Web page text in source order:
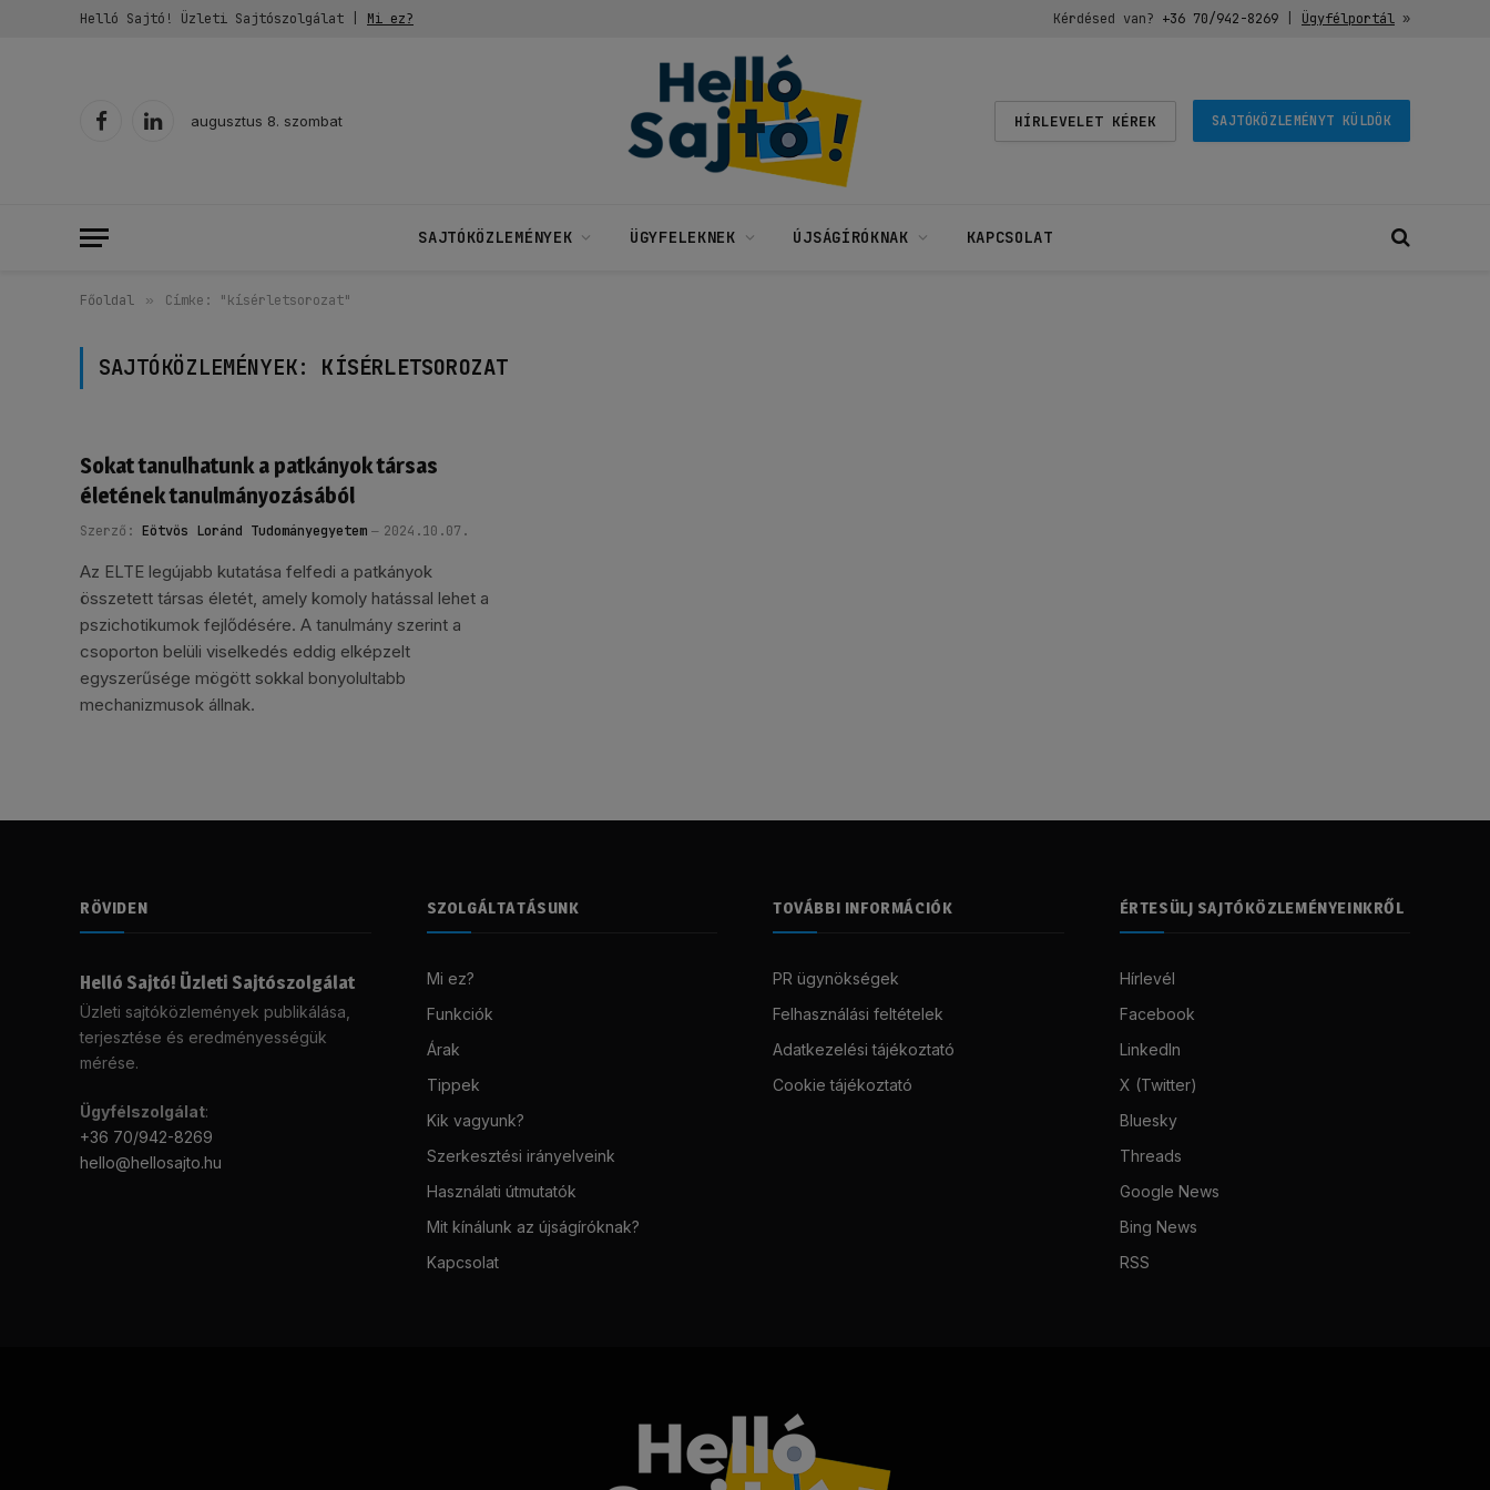
Helló Sajtó! Üzleti Sajtószolgálat | Mi ez? Kérdésed van? +36 70/942-8269| Ügyfélportál»
FacebookLinkedIn
augusztus 8. szombat HÍRLEVELET KÉREK SAJTÓKÖZLEMÉNYT KÜLDÖK
SAJTÓKÖZLEMÉNYEK ÜGYFELEKNEK ÚJSÁGÍRÓKNAK KAPCSOLAT
Főoldal » Címke: "kísérletsorozat"
SAJTÓKÖZLEMÉNYEK: KÍSÉRLETSOROZAT
Sokat tanulhatunk a patkányok társas
életének tanulmányozásából
Szerző: Eötvös Loránd Tudományegyetem 2024.10.07.
Az ELTE legújabb kutatása felfedi a patkányok
összetett társas életét, amely komoly hatással lehet a
pszichotikumok fejlődésére. A tanulmány szerint a
csoporton belüli viselkedés eddig elképzelt
egyszerűsége mögött sokkal bonyolultabb
mechanizmusok állnak.
RÖVIDEN
Helló Sajtó! Üzleti Sajtószolgálat
Üzleti sajtóközlemények publikálása,
terjesztése és eredményességük
mérése.
Ügyfélszolgálat:
+36 70/942-8269
hello@hellosajto.hu
SZOLGÁLTATÁSUNK
Mi ez?
Funkciók
Árak
Tippek
Kik vagyunk?
Szerkesztési irányelveink
Használati útmutatók
Mit kínálunk az újságíróknak?
Kapcsolat
TOVÁBBI INFORMÁCIÓK
PR ügynökségek
Felhasználási feltételek
Adatkezelési tájékoztató
Cookie tájékoztató
ÉRTESÜLJ SAJTÓKÖZLEMÉNYEINKRŐL
Hírlevél
Facebook
LinkedIn
X (Twitter)
Bluesky
Threads
Google News
Bing News
RSS